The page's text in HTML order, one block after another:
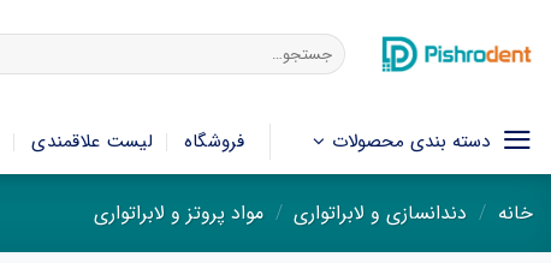
جستجو
برای:
دسته بندی محصولات فروشگاه لیست علاقمندی
خانه / دندانسازی و لابراتواری / مواد پروتز و لابراتواری